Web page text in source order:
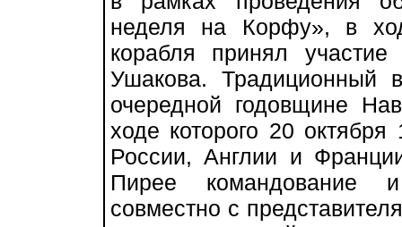
неделя на Корфу», в
корабля принял
Ушакова. Традиционный
очередной годовщине
ходе которого 20
России, Англии и
Пирее командование
совместно с